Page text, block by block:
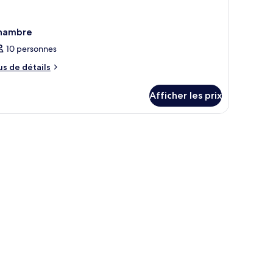
10 personnes
de détails
Afficher les prix